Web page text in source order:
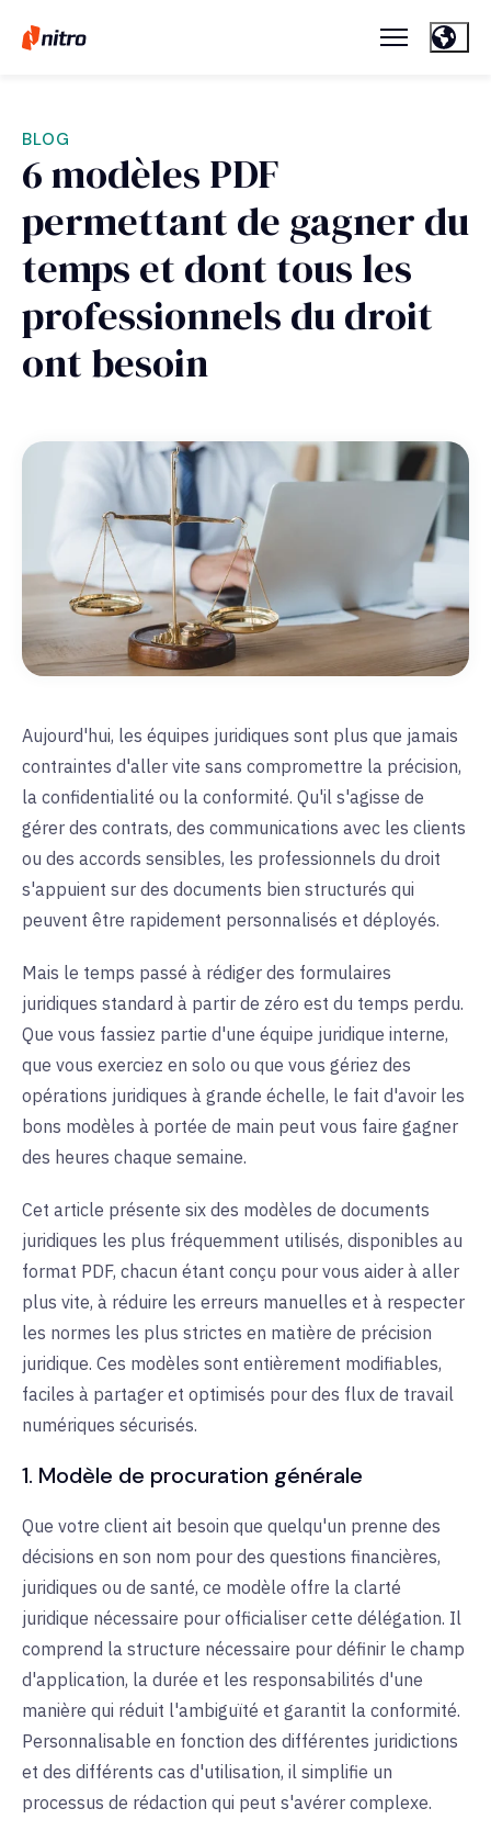
BLOG
6 modèles PDF
permettant de gagner du
temps et dont tous les
professionnels du droit
ont besoin
Aujourd'hui, les équipes juridiques sont plus que jamais
contraintes d'aller vite sans compromettre la précision,
la confidentialité ou la conformité. Qu'il s'agisse de
gérer des contrats, des communications avec les clients
ou des accords sensibles, les professionnels du droit
s'appuient sur des documents bien structurés qui
peuvent être rapidement personnalisés et déployés.
Mais le temps passé à rédiger des formulaires
juridiques standard à partir de zéro est du temps perdu.
Que vous fassiez partie d'une équipe juridique interne,
que vous exerciez en solo ou que vous gériez des
opérations juridiques à grande échelle, le fait d'avoir les
bons modèles à portée de main peut vous faire gagner
des heures chaque semaine.
Cet article présente six des modèles de documents
juridiques les plus fréquemment utilisés, disponibles au
format PDF, chacun étant conçu pour vous aider à aller
plus vite, à réduire les erreurs manuelles et à respecter
les normes les plus strictes en matière de précision
juridique. Ces modèles sont entièrement modifiables,
faciles à partager et optimisés pour des flux de travail
numériques sécurisés.
1. Modèle de procuration générale
Que votre client ait besoin que quelqu'un prenne des
décisions en son nom pour des questions financières,
juridiques ou de santé, ce modèle offre la clarté
juridique nécessaire pour officialiser cette délégation. Il
comprend la structure nécessaire pour définir le champ
d'application, la durée et les responsabilités d'une
manière qui réduit l'ambiguïté et garantit la conformité.
Personnalisable en fonction des différentes juridictions
et des différents cas d'utilisation, il simplifie un
processus de rédaction qui peut s'avérer complexe.